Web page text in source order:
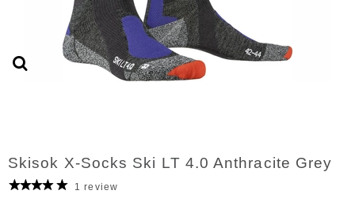
Skisok X-Socks Ski LT 4.0 Anthracite Grey
1 review